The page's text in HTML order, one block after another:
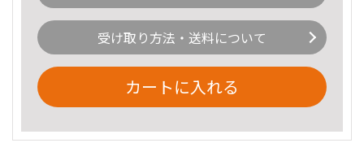
受け取り方法・送料について
カートに入れる